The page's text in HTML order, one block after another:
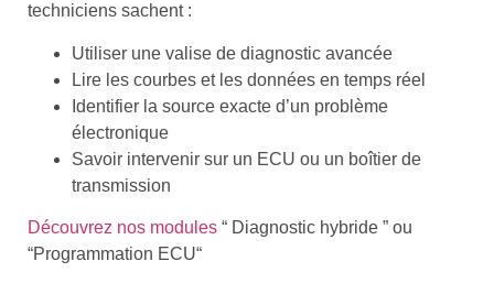
techniciens sachent :
Utiliser une valise de diagnostic avancée
Lire les courbes et les données en temps réel
Identifier la source exacte d’un problème
électronique
Savoir intervenir sur un ECU ou un boîtier de
transmission
Découvrez nos modules “ Diagnostic hybride ” ou
“Programmation ECU“